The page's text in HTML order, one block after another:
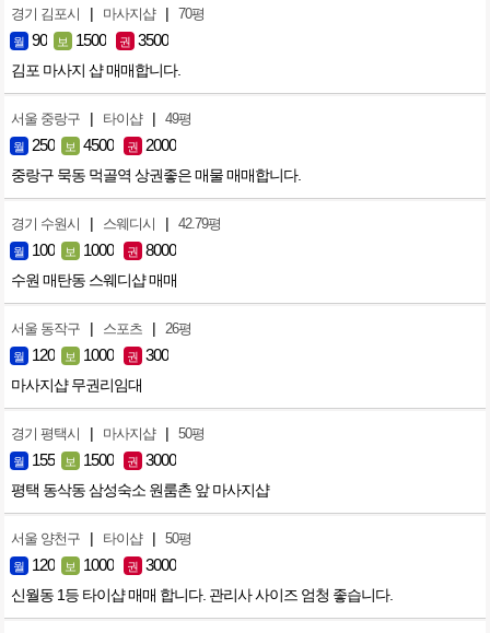
경기 김포시 | 마사지샵 | 70평
월 90 보 1500 권 3500
김포 마사지 샵 매매합니다.
서울 중랑구 | 타이샵 | 49평
월 250 보 4500 권 2000
중랑구 묵동 먹골역 상권좋은 매물 매매합니다.
경기 수원시 | 스웨디시 | 42.79평
월 100 보 1000 권 8000
수원 매탄동 스웨디샵 매매
서울 동작구 | 스포츠 | 26평
월 120 보 1000 권 300
마사지샵 무권리임대
경기 평택시 | 마사지샵 | 50평
월 155 보 1500 권 3000
평택 동삭동 삼성숙소 원룸촌 앞 마사지샵
서울 양천구 | 타이샵 | 50평
월 120 보 1000 권 3000
신월동 1등 타이샵 매매 합니다. 관리사 사이즈 엄청 좋습니다.